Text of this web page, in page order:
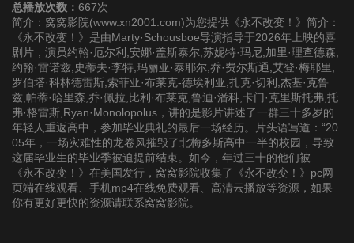
总播放次数： 667次
简介：窝窝影院(www.xn2001.com)为您提供《永不改变！》简介：
《永不改变！》是由Marty·Schousboe导演指导于2026年上映的喜
剧片，演员约翰·厄尔利,安娜·盖斯泰尔,苏妮特·玛尼,加里·理查德森,
约翰·雷诺兹,史蒂夫·李特,玛丽亚·泰耶尔,乔·费尔斯通,艾登·梅耶里,
罗伯塔·科林德雷斯,索菲亚·布莱克-德埃利亚,扎克·切利,杰基·克鲁
兹,帕蒂·哈里森,乔·佩拉,比利·布莱克,鲁迪·潘科,卡门·克里斯托弗,托
弗·格雷斯,Ryan·Monolopolus，讲的是影片讲述了一群三十多岁的
年轻人重返高中，参加毕业典礼的最后一场经历。片头语写道：“20
05年，一场灾难性的龙卷风摧毁了北梅多斯高中一半的校园，导致
这届毕业生的毕业季被迫提前结束。如今，年过三十的他们被...
《永不改变！》在美国发行，窝窝影院收集了《永不改变！》pc网
页端在线观看、手机mp4在线免费观看、高清云播放等资源，如果
你有更好更快的资源请联系窝窝影院。